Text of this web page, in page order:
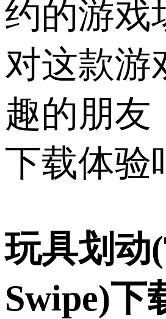
约的游戏
对这款游
趣的朋友
下载体验
玩具划动
Swipe)下